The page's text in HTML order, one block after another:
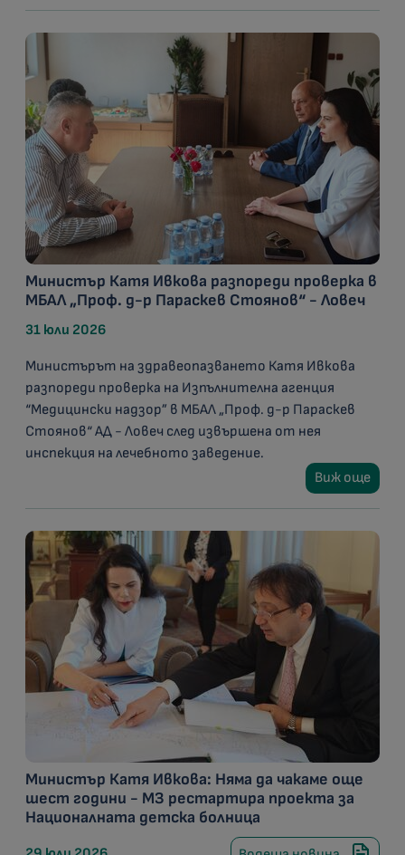
Министър Катя Ивкова разпореди проверка в
МБАЛ „Проф. д-р Параскев Стоянов“ - Ловеч
31 юли 2026
Министърът на здравеопазването Катя Ивкова
разпореди проверка на Изпълнителна агенция
“Медицински надзор” в МБАЛ „Проф. д-р Параскев
Стоянов“ АД - Ловеч след извършена от нея
инспекция на лечебното заведение.
Виж още
Министър Катя Ивкова: Няма да чакаме още
шест години - МЗ рестартира проекта за
Националната детска болница